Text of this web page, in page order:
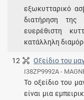
εξωκυτταρικό
διατήρηση
ευερέθιστη
κατάλληλη
12 Οξείδιο του
I38ZP9992A -
Το οξείδιο του
είναι μια